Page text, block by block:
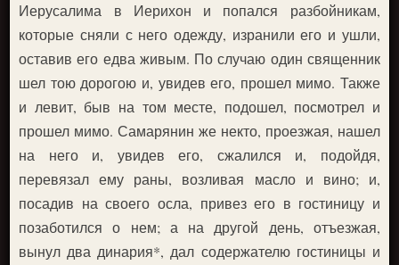
Иерусалима в Иерихон и попался разбойникам,
которые сняли с него одежду, изранили его и ушли,
оставив его едва живым. По случаю один священник
шел тою дорогою и, увидев его, прошел мимо. Также
и левит, быв на том месте, подошел, посмотрел и
прошел мимо. Самарянин же некто, проезжая, нашел
на него и, увидев его, сжалился и, подойдя,
перевязал ему раны, возливая масло и вино; и,
посадив на своего осла, привез его в гостиницу и
позаботился о нем; а на другой день, отъезжая,
вынул два динария*, дал содержателю гостиницы и